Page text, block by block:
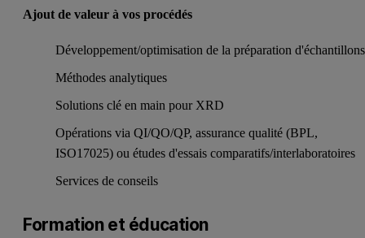
Ajout de valeur à vos procédés
Développement/optimisation de la préparation d'échantillons
Méthodes analytiques
Solutions clé en main pour XRD
Opérations via QI/QO/QP, assurance qualité (BPL,
ISO17025) ou études d'essais comparatifs/interlaboratoires
Services de conseils
Formation et éducation